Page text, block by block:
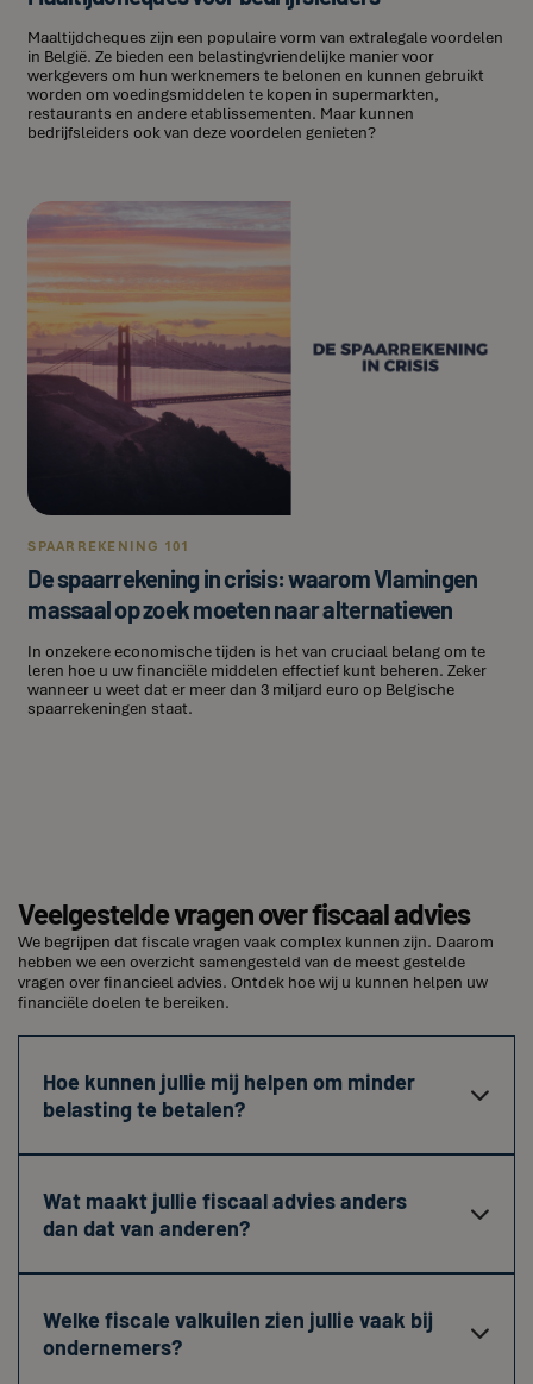
Maaltijdcheques zijn een populaire vorm van extralegale voordelen
in België. Ze bieden een belastingvriendelijke manier voor
werkgevers om hun werknemers te belonen en kunnen gebruikt
worden om voedingsmiddelen te kopen in supermarkten,
restaurants en andere etablissementen. Maar kunnen
bedrijfsleiders ook van deze voordelen genieten?
SPAARREKENING 101
De spaarrekening in crisis: waarom Vlamingen
massaal op zoek moeten naar alternatieven
In onzekere economische tijden is het van cruciaal belang om te
leren hoe u uw financiële middelen effectief kunt beheren. Zeker
wanneer u weet dat er meer dan 3 miljard euro op Belgische
spaarrekeningen staat.
Veelgestelde vragen over fiscaal advies
We begrijpen dat fiscale vragen vaak complex kunnen zijn. Daarom
hebben we een overzicht samengesteld van de meest gestelde
vragen over financieel advies. Ontdek hoe wij u kunnen helpen uw
financiële doelen te bereiken.
Hoe kunnen jullie mij helpen om minder
belasting te betalen?

Wat maakt jullie fiscaal advies anders
dan dat van anderen?

Welke fiscale valkuilen zien jullie vaak bij
ondernemers?
